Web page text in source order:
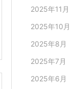
2025年11月
2025年10月
2025年8月
2025年7月
2025年6月